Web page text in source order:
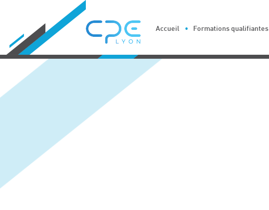
Accueil Formations qualifiantes
Cookies management panel